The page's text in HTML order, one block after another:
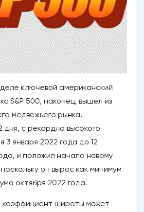
ключевой американский
S&P 500, наконец, вышел из
медвежьего рынка,
дня, с рекордно высокого
3 января 2022 года до 12
и положил начало новому
он вырос как минимум
октября 2022 года.
широты может